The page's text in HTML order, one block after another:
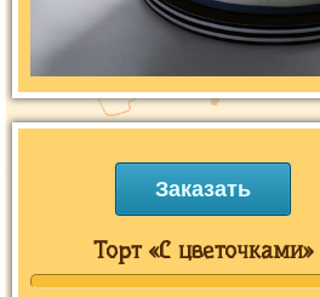
Заказать
Торт «С цветочками»